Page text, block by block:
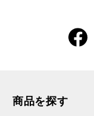
Faceboo
k
X
商品を探す